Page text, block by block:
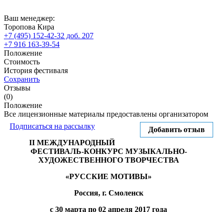
Ваш менеджер:
Торопова Кира
+7 (495) 152-42-32 доб. 207
+7 916 163-39-54
Положение
Стоимость
История фестиваля
Сохранить
Отзывы
(0)
Положение
Все лицензионные материалы предоставлены организатором
Добавить отзыв
Подписаться на рассылку
II МЕЖДУНАРОДНЫЙ
ФЕСТИВАЛЬ-КОНКУРС МУЗЫКАЛЬНО-
ХУДОЖЕСТВЕННОГО ТВОРЧЕСТВА
«РУССКИЕ МОТИВЫ»
Россия, г. Смоленск
с 30 марта по 02 апреля 2017 года